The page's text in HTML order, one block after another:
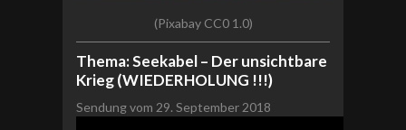
(Pixabay CC0 1.0)
Thema: Seekabel – Der unsichtbare
Krieg (WIEDERHOLUNG !!!)
Sendung vom 29. September 2018